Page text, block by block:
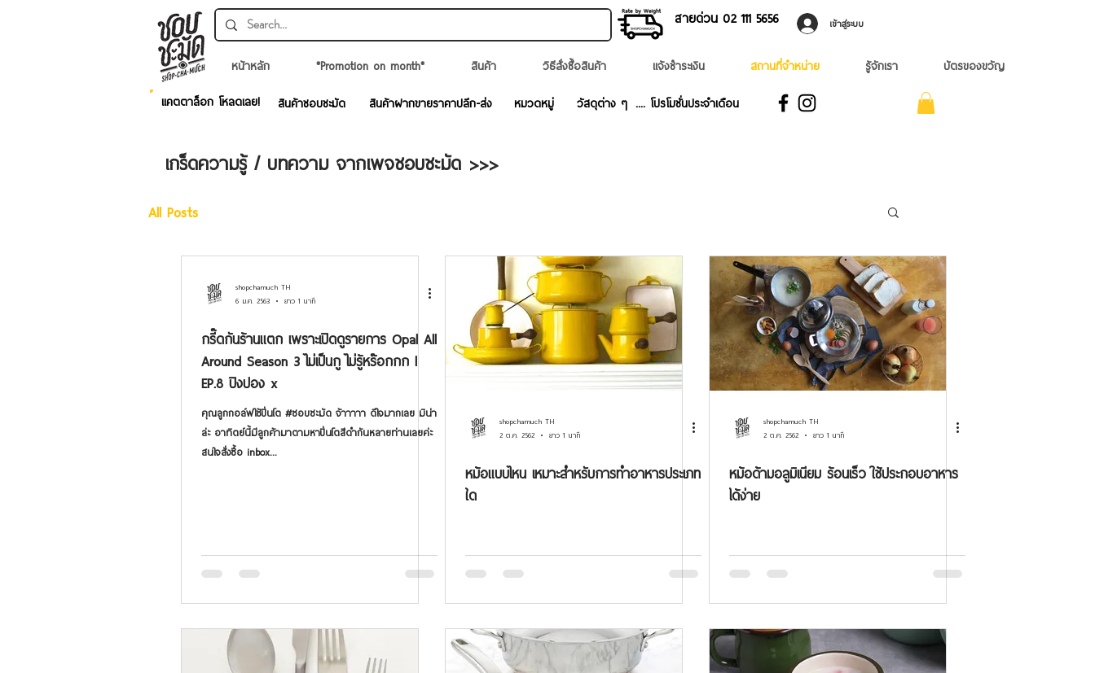
สายด่วน 02 ​111 5656 เข้าสู่ระบบ
หน้าหลัก *Promotion on month* สินค้า วิธีสั่งซื้อสินค้า แจ้งชำระเงิน สถานที่จำหน่าย รู้จักเรา บัตรของขวัญ
สินค้าชอบชะมัด สินค้าฝากขายราคาปลีก-ส่ง หมวดหมู่ วัสดุต่าง ๆ .... โปรโมชั่นประจำเดือน
แคตตาล็อก โหลดเลย!
เกร็ดความรู้ / บทความ จากเพจชอบชะมัด >>>
All Posts
shopchamuch TH
6 ม.ค. 2563
ยาว 1 นาที
กรี๊ดกันร้านแตก เพราะเปิดดูรายการ Opal All
Around Season 3 ไม่เป็นกู ไม่รู้หร๊อกกก l
EP.8 ปิงปอง x
คุณลูกกอล์ฟใช้ปิ่นโต #ชอบชะมัด จ้าาาาา ดีใจมากเลย มิน่า
ล่ะ อาทิตย์นี้มีลูกค้ามาตามหาปิ่นโตสีดำกันหลายท่านเลยค่ะ
สนใจสั่งซื้อ inbox...
shopchamuch TH
2 ต.ค. 2562
ยาว 1 นาที
หม้อแบบไหน เหมาะสำหรับการทำอาหารประเภท
ใด
shopchamuch TH
2 ต.ค. 2562
ยาว 1 นาที
หม้อด้ามอลูมิเนียม ร้อนเร็ว ใช้ประกอบอาหาร
ได้ง่าย